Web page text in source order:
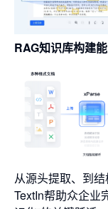
RAG知识库构建能
从源头提取、到
TextIn帮助众企